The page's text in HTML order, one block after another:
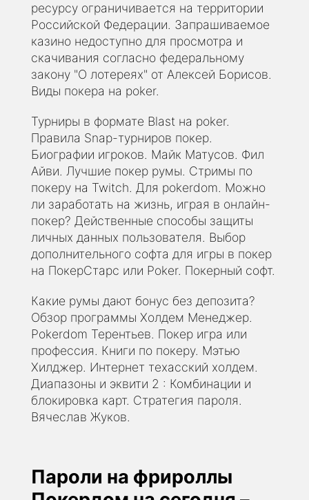
ресурсу ограничивается на территории
Российской Федерации. Запрашиваемое
казино недоступно для просмотра и
скачивания согласно федеральному
закону "О лотереях" от Алексей Борисов.
Виды покера на poker.
Турниры в формате Blast на poker.
Правила Snap-турниров покер.
Биографии игроков. Майк Матусов. Фил
Айви. Лучшие покер румы. Стримы по
покеру на Twitch. Для pokerdom. Можно
ли заработать на жизнь, играя в онлайн-
покер? Действенные способы защиты
личных данных пользователя. Выбор
дополнительного софта для игры в покер
на ПокерСтарс или Poker. Покерный софт.
Какие румы дают бонус без депозита?
Обзор программы Холдем Менеджер.
Pokerdom Терентьев. Покер игра или
профессия. Книги по покеру. Мэтью
Хилджер. Интернет техасский холдем.
Диапазоны и эквити 2 : Комбинации и
блокировка карт. Стратегия пароля.
Вячеслав Жуков.
Пароли на фрироллы